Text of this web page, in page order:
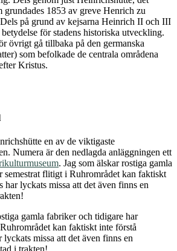
grundades 1853 av greve Henrich zu
på grund av kejsarna Heinrich II och III
för stadens historiska utveckling.
övrigt gå tillbaka på den germanska
som befolkade de centrala områdena
Kristus.
en av de viktigaste
Numera är den nedlagda anläggningen ett
. Jag som älskar rostiga gamla
semestrat flitigt i Ruhrområdet kan faktiskt
lyckats missa att det även finns en
gamla fabriker och tidigare har
kan faktiskt inte förstå
missa att det även finns en